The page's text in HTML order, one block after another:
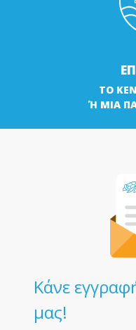
ΤΟ
Ή ΜΙΑ
Κάνε
μας!